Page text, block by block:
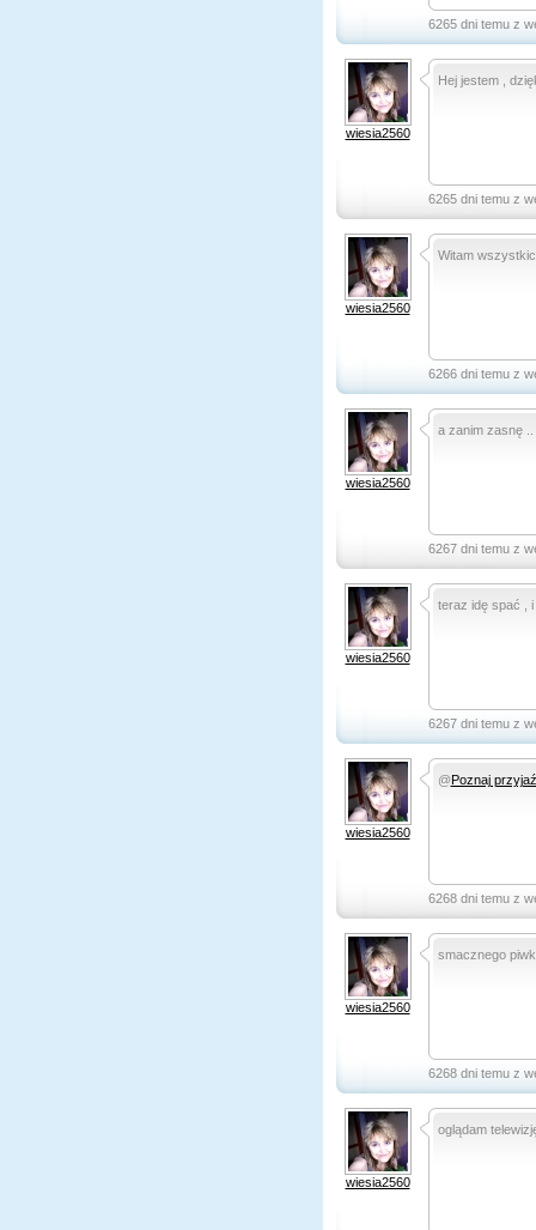
6265 dni temu z
wiesia2560
Hej jestem ,
6265 dni temu z
wiesia2560
Witam
6266 dni temu z
wiesia2560
a zanim zasnę ..
6267 dni temu z
wiesia2560
teraz idę spać ,
6267 dni temu z
wiesia2560
@Poznaj
6268 dni temu z
wiesia2560
smacznego
6268 dni temu z
wiesia2560
oglądam